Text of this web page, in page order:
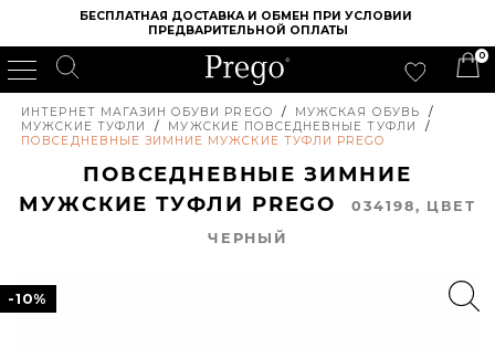
БЕСПЛАТНАЯ ДОСТАВКА И ОБМЕН ПРИ УСЛОВИИ
ПРЕДВАРИТЕЛЬНОЙ ОПЛАТЫ
0
ИНТЕРНЕТ МАГАЗИН ОБУВИ PREGO / МУЖСКАЯ ОБУВЬ
/
МУЖСКИЕ ТУФЛИ
/ МУЖСКИЕ ПОВСЕДНЕВНЫЕ ТУФЛИ
/
ПОВСЕДНЕВНЫЕ ЗИМНИЕ МУЖСКИЕ ТУФЛИ PREGO
ПОВСЕДНЕВНЫЕ ЗИМНИЕ
МУЖСКИЕ ТУФЛИ PREGO
034198, ЦВЕТ
ЧЕРНЫЙ
-10%